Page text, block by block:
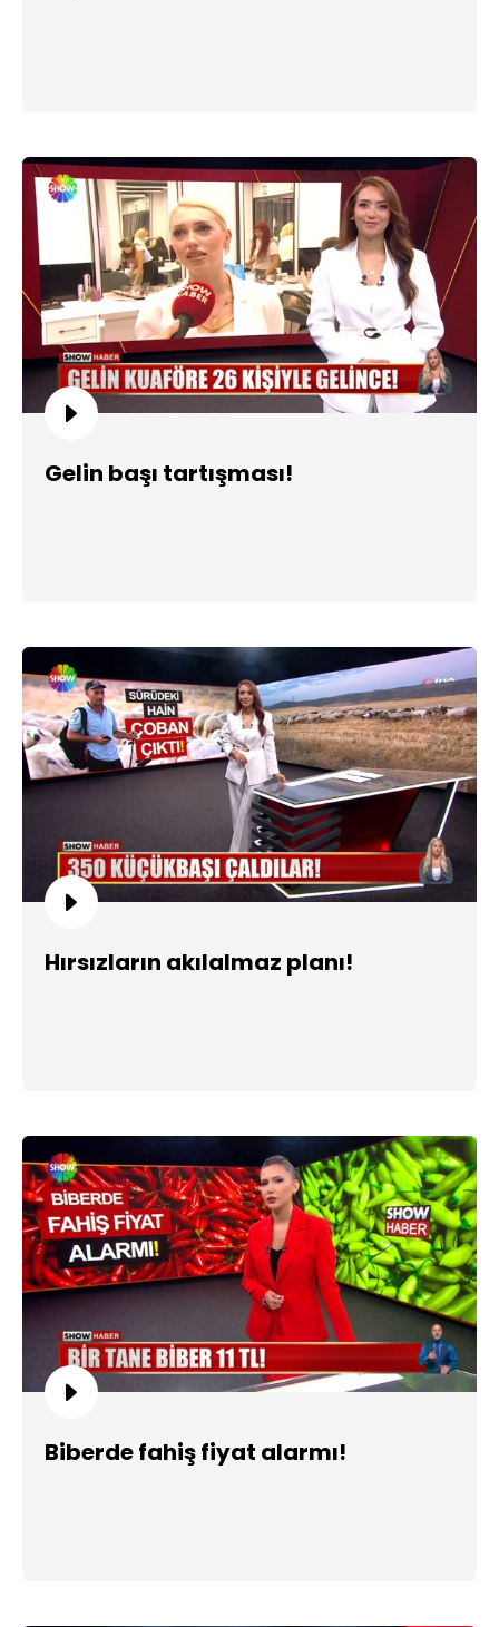
Gelin başı tartışması!
Hırsızların akılalmaz planı!
Biberde fahiş fiyat alarmı!